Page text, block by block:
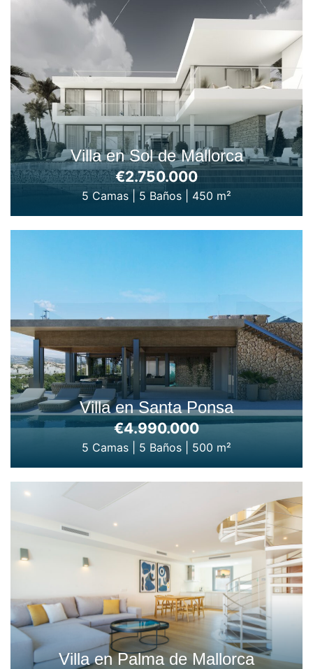
Villa en Sol de Mallorca
€2.750.000
5 Camas|5 Baños 450 m²
Villa en Santa Ponsa
€4.990.000
5 Camas 5 Baños 500 m²
Villa en Palma de Mallorca